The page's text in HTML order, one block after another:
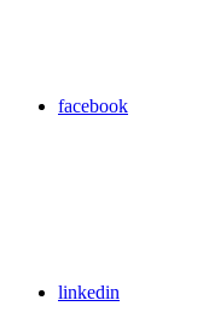
facebook
linkedin